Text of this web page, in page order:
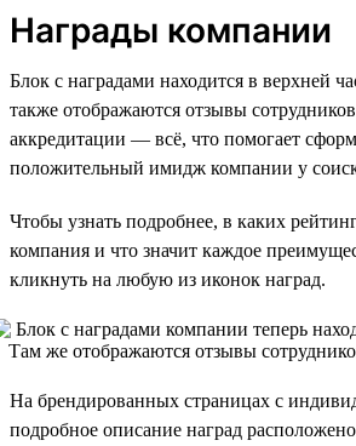
Награды компании
Блок с наградами находится в верхней
также отображаются отзывы
аккредитации — всё, что помогает
положительный имидж компании у
Чтобы узнать подробнее, в каких
компания и что значит каждое
кликнуть на любую из иконок наград.
На брендированных страницах с
подробное описание наград